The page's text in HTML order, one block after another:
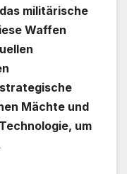
militärische
Waffen
Mächte und
um